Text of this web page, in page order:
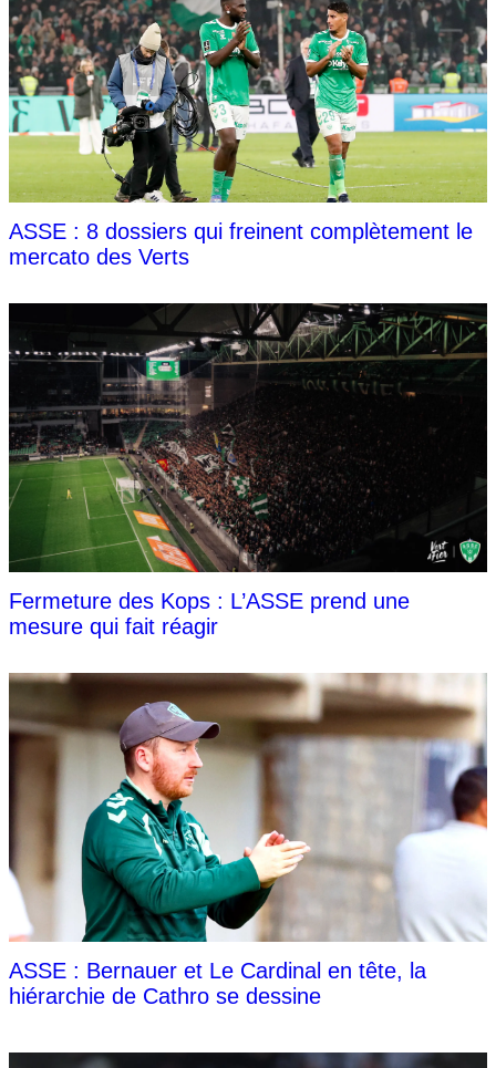
ASSE : 8 dossiers qui freinent complètement le
mercato des Verts
Fermeture des Kops : L’ASSE prend une
mesure qui fait réagir
ASSE : Bernauer et Le Cardinal en tête, la
hiérarchie de Cathro se dessine